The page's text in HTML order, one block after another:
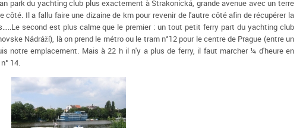
park du yachting club plus exactement à Strakonická, grande avenue avec un terre
côté. Il a fallu faire une dizaine de km pour revenir de l'autre côté afin de récupérer la
second est plus calme que le premier : un tout petit ferry part du yachting club
Nádráží), là on prend le métro ou le tram n°12 pour le centre de Prague (entre un
notre emplacement. Mais à 22 h il n'y a plus de ferry, il faut marcher ¼ d'heure en
14.